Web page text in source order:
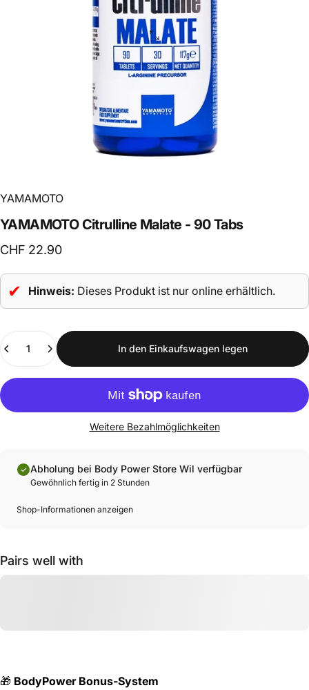
YAMAMOTO
YAMAMOTOCitrulline Malate - 90Tabs
CHF 22.90
✔ Hinweis: Dieses Produkt ist nur online erhältlich.
Anzahl
In den Einkaufswagen legen
Weitere Bezahlmöglichkeiten
Abholung bei Body Power Store Wil verfügbar
Gewöhnlich fertig in 2 Stunden
Shop-Informationen anzeigen
Pairs well with
🎁 BodyPower Bonus-System